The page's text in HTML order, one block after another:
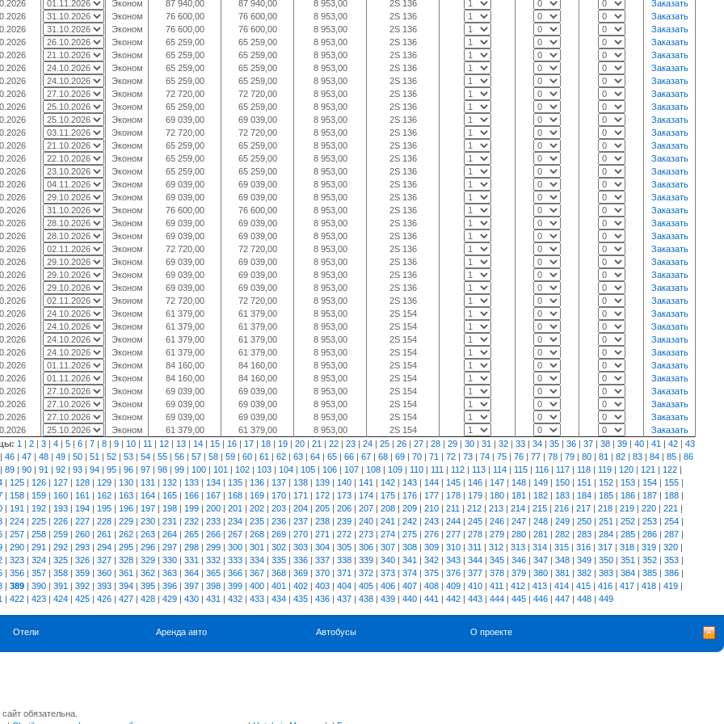
Эконом 87 940,00 87 940,00 8 953,00 2S 136
Заказать
Эконом 76 600,00 76 600,00 8 953,00 2S 136
Заказать
Эконом 76 600,00 76 600,00 8 953,00 2S 136
Заказать
Эконом 65 259,00 65 259,00 8 953,00 2S 136
Заказать
Эконом 65 259,00 65 259,00 8 953,00 2S 136
Заказать
Эконом 65 259,00 65 259,00 8 953,00 2S 136
Заказать
Эконом 65 259,00 65 259,00 8 953,00 2S 136
Заказать
Эконом 72 720,00 72 720,00 8 953,00 2S 136
Заказать
Эконом 65 259,00 65 259,00 8 953,00 2S 136
Заказать
Эконом 69 039,00 69 039,00 8 953,00 2S 136
Заказать
Эконом 72 720,00 72 720,00 8 953,00 2S 136
Заказать
Эконом 65 259,00 65 259,00 8 953,00 2S 136
Заказать
Эконом 65 259,00 65 259,00 8 953,00 2S 136
Заказать
Эконом 65 259,00 65 259,00 8 953,00 2S 136
Заказать
Эконом 69 039,00 69 039,00 8 953,00 2S 136
Заказать
Эконом 69 039,00 69 039,00 8 953,00 2S 136
Заказать
Эконом 76 600,00 76 600,00 8 953,00 2S 136
Заказать
Эконом 69 039,00 69 039,00 8 953,00 2S 136
Заказать
Эконом 69 039,00 69 039,00 8 953,00 2S 136
Заказать
Эконом 72 720,00 72 720,00 8 953,00 2S 136
Заказать
Эконом 69 039,00 69 039,00 8 953,00 2S 136
Заказать
Эконом 69 039,00 69 039,00 8 953,00 2S 136
Заказать
Эконом 69 039,00 69 039,00 8 953,00 2S 136
Заказать
Эконом 72 720,00 72 720,00 8 953,00 2S 136
Заказать
Эконом 61 379,00 61 379,00 8 953,00 2S 154
Заказать
Эконом 61 379,00 61 379,00 8 953,00 2S 154
Заказать
Эконом 61 379,00 61 379,00 8 953,00 2S 154
Заказать
Эконом 61 379,00 61 379,00 8 953,00 2S 154
Заказать
Эконом 84 160,00 84 160,00 8 953,00 2S 154
Заказать
Эконом 84 160,00 84 160,00 8 953,00 2S 154
Заказать
Эконом 69 039,00 69 039,00 8 953,00 2S 154
Заказать
Эконом 69 039,00 69 039,00 8 953,00 2S 154
Заказать
Эконом 69 039,00 69 039,00 8 953,00 2S 154
Заказать
Эконом 61 379,00 61 379,00 8 953,00 2S 154
Заказать
1 | 2 | 3 | 4 | 5 | 6 | 7 | 8 | 9 | 10 | 11 | 12 | 13 | 14 | 15 | 16 | 17 | 18 | 19 | 20 | 21 | 22 | 23 | 24 | 25 | 26 | 27 | 28 | 29 | 30 | 31 | 32 | 33 | 34 | 35 | 36 | 37 | 38 | 39 | 40 | 41 | 42 | 43
| 46 | 47 | 48 | 49 | 50 | 51 | 52 | 53 | 54 | 55 | 56 | 57 | 58 | 59 | 60 | 61 | 62 | 63 | 64 | 65 | 66 | 67 | 68 | 69 | 70 | 71 | 72 | 73 | 74 | 75 | 76 | 77 | 78 | 79 | 80 | 81 | 82 | 83 | 84 | 85 | 86
| 89 | 90 | 91 | 92 | 93 | 94 | 95 | 96 | 97 | 98 | 99 | 100 | 101 | 102 | 103 | 104 | 105 | 106 | 107 | 108 | 109 | 110 | 111 | 112 | 113 | 114 | 115 | 116 | 117 | 118 | 119 | 120 | 121 | 122 |
| 125 | 126 | 127 | 128 | 129 | 130 | 131 | 132 | 133 | 134 | 135 | 136 | 137 | 138 | 139 | 140 | 141 | 142 | 143 | 144 | 145 | 146 | 147 | 148 | 149 | 150 | 151 | 152 | 153 | 154 | 155 |
| 158 | 159 | 160 | 161 | 162 | 163 | 164 | 165 | 166 | 167 | 168 | 169 | 170 | 171 | 172 | 173 | 174 | 175 | 176 | 177 | 178 | 179 | 180 | 181 | 182 | 183 | 184 | 185 | 186 | 187 | 188 |
| 191 | 192 | 193 | 194 | 195 | 196 | 197 | 198 | 199 | 200 | 201 | 202 | 203 | 204 | 205 | 206 | 207 | 208 | 209 | 210 | 211 | 212 | 213 | 214 | 215 | 216 | 217 | 218 | 219 | 220 | 221 |
| 224 | 225 | 226 | 227 | 228 | 229 | 230 | 231 | 232 | 233 | 234 | 235 | 236 | 237 | 238 | 239 | 240 | 241 | 242 | 243 | 244 | 245 | 246 | 247 | 248 | 249 | 250 | 251 | 252 | 253 | 254 |
| 257 | 258 | 259 | 260 | 261 | 262 | 263 | 264 | 265 | 266 | 267 | 268 | 269 | 270 | 271 | 272 | 273 | 274 | 275 | 276 | 277 | 278 | 279 | 280 | 281 | 282 | 283 | 284 | 285 | 286 | 287 |
| 290 | 291 | 292 | 293 | 294 | 295 | 296 | 297 | 298 | 299 | 300 | 301 | 302 | 303 | 304 | 305 | 306 | 307 | 308 | 309 | 310 | 311 | 312 | 313 | 314 | 315 | 316 | 317 | 318 | 319 | 320 |
| 323 | 324 | 325 | 326 | 327 | 328 | 329 | 330 | 331 | 332 | 333 | 334 | 335 | 336 | 337 | 338 | 339 | 340 | 341 | 342 | 343 | 344 | 345 | 346 | 347 | 348 | 349 | 350 | 351 | 352 | 353 |
| 356 | 357 | 358 | 359 | 360 | 361 | 362 | 363 | 364 | 365 | 366 | 367 | 368 | 369 | 370 | 371 | 372 | 373 | 374 | 375 | 376 | 377 | 378 | 379 | 380 | 381 | 382 | 383 | 384 | 385 | 386 |
| 389 | 390 | 391 | 392 | 393 | 394 | 395 | 396 | 397 | 398 | 399 | 400 | 401 | 402 | 403 | 404 | 405 | 406 | 407 | 408 | 409 | 410 | 411 | 412 | 413 | 414 | 415 | 416 | 417 | 418 | 419 |
| 422 | 423 | 424 | 425 | 426 | 427 | 428 | 429 | 430 | 431 | 432 | 433 | 434 | 435 | 436 | 437 | 438 | 439 | 440 | 441 | 442 | 443 | 444 | 445 | 446 | 447 | 448 | 449
Отели Аренда авто Автобусы О проекте
обязательна.